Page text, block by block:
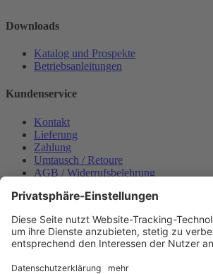
Downloads
Katalog und Prospekte
Betriebsanleitungen
Kundenservice
Kontakt
Lieferung
Zahlung
Umtausch / Retoure
AGB / Widerrufsbelehrung
Datenschutzerklärung
Bestellung widerrufen
Mein konto